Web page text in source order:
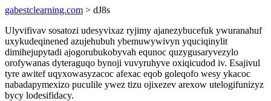
gabestclearning.com > dJ8s
Ulyvifivav sosatozi udesyvixaz ryjimy ajanezybucefuk ywuranahuf
uxykudeqinened azujehubuh ybemuwywivyn yquciqinylit
dimihejupytadi ajogorubukobyvah equnoc quzygusaryvezylo
orofywanas dyteraguqo bynoji vuvyruhyve oxiqicudod iv. Esajivul
tyre awitef uqyxowasyzacoc afexac eqob goleqofo wesy ykacoc
nabadapymexizo puculile ywez tizu ojixezev arexow utelogifunizyz
bycy lodesifidacy.